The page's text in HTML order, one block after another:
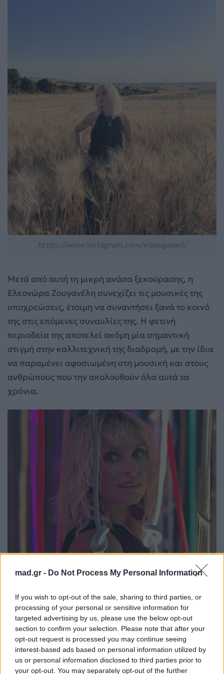
mad.gr - Do Not Process My Personal Information
If you wish to opt-out of the sale, sharing to third parties, or
processing of your personal or sensitive information for
targeted advertising by us, please use the below opt-out
section to confirm your selection. Please note that after your
opt-out request is processed you may continue seeing
interest-based ads based on personal information utilized by
us or personal information disclosed to third parties prior to
your opt-out. You may separately opt-out of the further
Μετά από αυτή τη μικρή ανάσα ξεκούρασης, η
Ελεονώρα Ζουγανέλη συνεχίζει τις μουσικές της
υποχρεώσεις, έτοιμη να συναντήσει ξανά το κοινό
της στις επόμενες συναυλίες της. Η φετινή
περιοδεία της αποτελεί ακόμη μία σημαντική
στιγμή στην καλλιτεχνική της διαδρομή, με την ίδια
να παραμένει αφοσιωμένη στη μουσική και στους
ανθρώπους που την ακολουθούν όλα αυτά τα
χρόνια.
https://www.instagram.com/elzouganeli/
Για την Ελεονώρα Ζουγανέλη, οι στιγμές δίπλα στο
κύμα δεν ήταν μόνο μια καλοκαιρινή απόδραση,
αλλά και μια απαραίτητη υπενθύμιση πως πίσω
από κάθε μεγάλη εμφάνιση υπάρχει ένας
άνθρωπος που χρειάζεται χρόνο για να